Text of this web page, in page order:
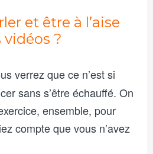
et être à l’aise
?
verrez que ce n’est si
sans s’être échauffé. On
ensemble, pour
compte que vous n’avez